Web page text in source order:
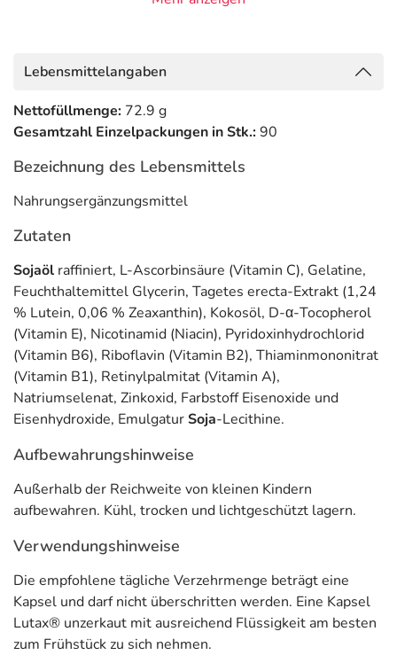
dazu, freie Radikale (oxidativer Stress) abzufangen und zu
Spurenelemente Zink und Selen.*
Vitamin A und B2 sowie Zink tragen außerdem zur
Erhaltung der normalen Sehkraft bei.*
Im Verlauf des normalen Alterungsprozesses lässt die
mehr nach.
Eine gesunde und ausgewogene Ernährung schützt vor
oxidativem Stress im Körper und somit auch im Auge und
kann die Sehkraft länger erhalten. Der Körper ist auf eine
regelmäßige Zufuhr von Nährstoffen angewiesen. Die
DGE (Deutsche Gesellschaft für Ernährung) empfiehlt 5
Portionen frisches Obst und Gemüse pro Tag.
* Vitamin A, B2/Riboflavin, Zink tragen zur Erhaltung normaler Sehkraft bei.
Funktion des Nervensystems bei. Vitamin B2/Riboflavin, C, E, Selen, Zink
tragen dazu bei, die Zellen vor oxidativem Stress zu schützen.
Adresse des Lebensmittel-Unternehmens
Santen GmbH
Erika-Mann-Str. 21
80636 München
Informationen zu diesem Lebensmittel (wie z. B. Zutaten,
Allergene) sind bei den Lebensmittelangaben als pdf
hinterlegt. (oben)
Lebensmittelangaben
Nettofüllmenge: 72.9 g
Gesamtzahl Einzelpackungen in Stk.:90
Bezeichnung des Lebensmittels
Nahrungsergänzungsmittel
Zutaten
Sojaöl raffiniert, L-Ascorbinsäure (Vitamin C), Gelatine,
Feuchthaltemittel Glycerin, Tagetes erecta-Extrakt (1,24
% Lutein, 0,06 % Zeaxanthin), Kokosöl, D-α-Tocopherol
(Vitamin E), Nicotinamid (Niacin), Pyridoxinhydrochlorid
(Vitamin B6), Riboflavin (Vitamin B2), Thiaminmononitrat
(Vitamin B1), Retinylpalmitat (Vitamin A),
Natriumselenat, Zinkoxid, Farbstoff Eisenoxide und
Eisenhydroxide, EmulgaturSoja-Lecithine.
Aufbewahrungshinweise
Außerhalb der Reichweite von kleinen Kindern
aufbewahren. Kühl, trocken und lichtgeschützt lagern.
Verwendungshinweise
Die empfohlene tägliche Verzehrmenge beträgt eine
Kapsel und darf nicht überschritten werden. Eine Kapsel
Lutax® unzerkaut mit ausreichend Flüssigkeit am besten
zum Frühstück zu sich nehmen.